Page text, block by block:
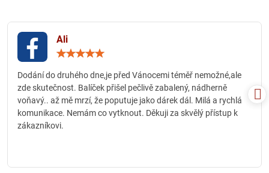
Ali
5
Dodání do druhého dne,je před Vánocemi téměř nemožné,ale
zde skutečnost. Balíček přišel pečlivě zabalený, nádherně
voňavý.. až mě mrzí, že poputuje jako dárek dál. Milá a rychlá
komunikace. Nemám co vytknout. Děkuji za skvělý přístup k
zákazníkovi.